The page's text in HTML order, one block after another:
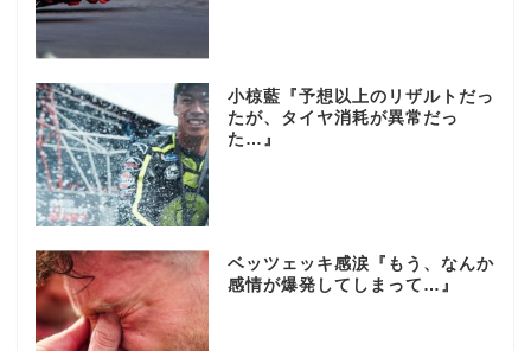
小椋藍『予想以上のリザルトだっ
たが、タイヤ消耗が異常だっ
た…』
ベッツェッキ感涙『もう、なんか
感情が爆発してしまって…』